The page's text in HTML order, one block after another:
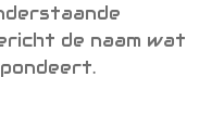
de naam wat